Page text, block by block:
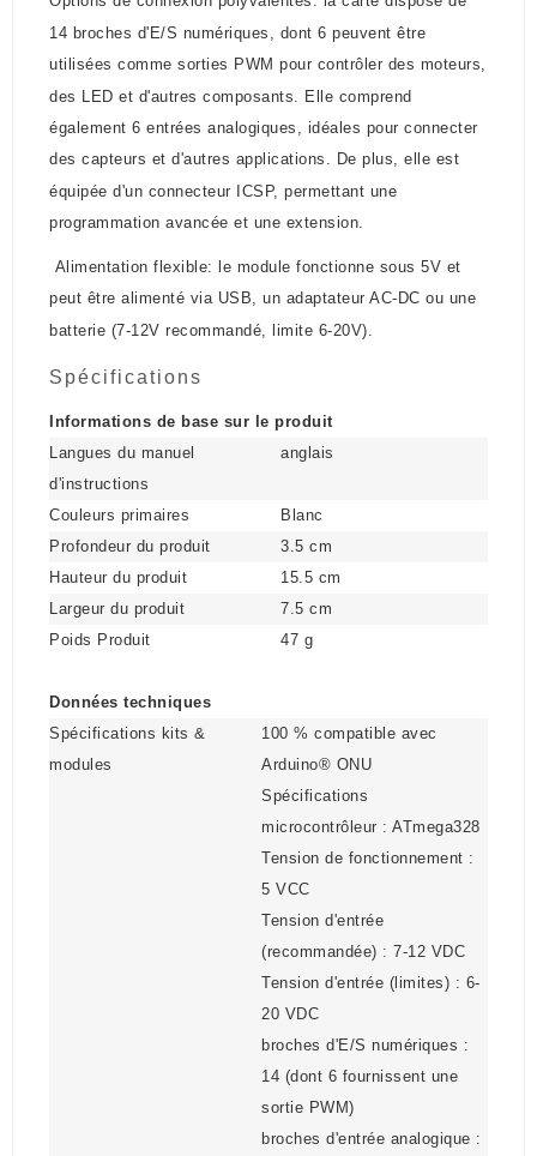
14 broches d'E/S numériques, dont 6 peuvent être
utilisées comme sorties PWM pour contrôler des moteurs,
des LED et d'autres composants. Elle comprend
également 6 entrées analogiques, idéales pour connecter
des capteurs et d'autres applications. De plus, elle est
équipée d'un connecteur ICSP, permettant une
programmation avancée et une extension.
Alimentation flexible: le module fonctionne sous 5V et
peut être alimenté via USB, un adaptateur AC-DC ou une
batterie (7-12V recommandé, limite 6-20V).
Spécifications
Informations de base sur le produit
Langues du manuel
d'instructions
anglais
Couleurs primaires
Blanc
Profondeur du produit
3.5 cm
Hauteur du produit
15.5 cm
Largeur du produit
7.5 cm
Poids Produit
47 g
Données techniques
Spécifications kits &
modules
100 % compatible avec
Arduino® ONU
Spécifications
microcontrôleur : ATmega328
Tension de fonctionnement :
5 VCC
Tension d'entrée
(recommandée) : 7-12 VDC
Tension d'entrée (limites) : 6-
20 VDC
broches d'E/S numériques :
14 (dont 6 fournissent une
sortie PWM)
broches d'entrée analogique :